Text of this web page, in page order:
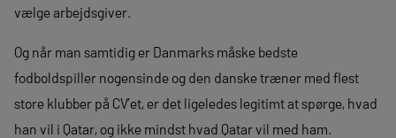
vælge arbejdsgiver.
Og når man samtidig er Danmarks måske bedste
fodboldspiller nogensinde og den danske træner med flest
store klubber på CV’et, er det ligeledes legitimt at spørge, hvad
han vil i Qatar, og ikke mindst hvad Qatar vil med ham.